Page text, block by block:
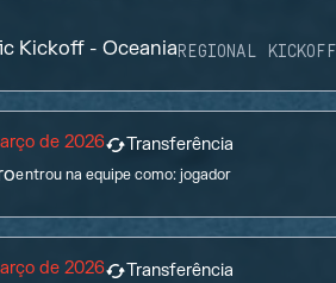
Kickoff - OceaniaREGIONAL KICKOFF
de 2026 Transferência
entrou na equipe como:jogador
de 2026 Transferência